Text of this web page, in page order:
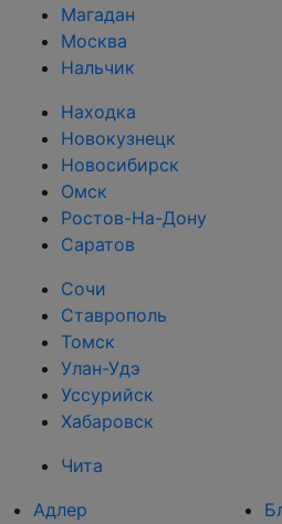
Магадан
Москва
Нальчик
Находка
Новокузнецк
Новосибирск
Омск
Ростов-На-Дону
Саратов
Сочи
Ставрополь
Томск
Улан-Удэ
Уссурийск
Хабаровск
Чита
Адлер